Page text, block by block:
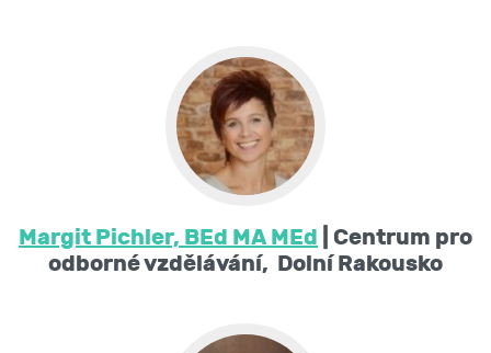
Margit Pichler, BEd MA MEd | Centrum pro
odborné vzdělávání, Dolní Rakousko